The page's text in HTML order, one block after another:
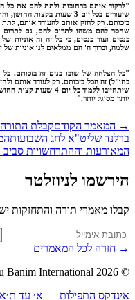
איתם ברחובות ולתת להם את כל הכבוד
רק לחזק אותם להעודד אותם, לתת
להם משהו לתרום להם, גם לתרום
ועוד כנסים, כי כל זה זה אוניות של
וברוך ה' הם ממלאים לנו אוניות של
הצלחה של שובו בנים זה בזכותם. כל
זה הכל בזכותם. רק לעודד אותם ולחזק
מסוגל יותר."
המאמר הקודםקבלת התורה
שליט"א לחג השבועות
וההתרחשויות סביב
לניוזלטר
מאמרי תורה והתחזקות
Website (leave
חזרה לכל המאמרים
2026
Shuvu Banim International.
התפילות — א׳ עד ת׳